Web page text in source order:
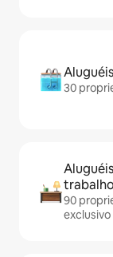
30
90
exclusivo